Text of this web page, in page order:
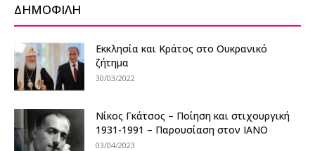
ΔΗΜΟΦΙΛΗ
Εκκλησία και Κράτος στο Ουκρανικό
ζήτημα
30/03/2022
Νίκος Γκάτσος – Ποίηση και στιχουργική
1931-1991 – Παρουσίαση στον ΙΑΝΟ
03/04/2023